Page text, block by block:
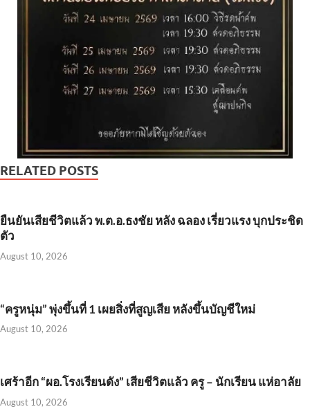
RELATED POSTS
ยืนยันเสียชีวิตแล้ว พ.ต.อ.ธงชัย หลัง ฉลอง เรี่ยวแรง บุกประชิด
ตัว
August 10, 2026
“ครูหนุ่ม” พุ่งขึ้นที่ 1 เผยสิ่งที่สูญเสีย หลังขึ้นบัญชีใหม่
August 10, 2026
เศร้าอีก “ผอ.โรงเรียนดัง” เสียชีวิตแล้ว ครู – นักเรียน แห่อาลัย
August 10, 2026